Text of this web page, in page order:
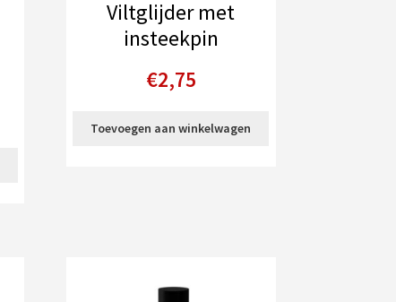
Viltglijder met
insteekpin
€2,75
Toevoegen aan winkelwagen